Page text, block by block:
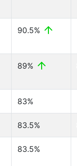
90.5%
89%
83%
83.5%
83.5%